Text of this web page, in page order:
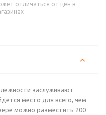
отличаться от цен в
заслуживают
место для всего, чем
можно разместить 200